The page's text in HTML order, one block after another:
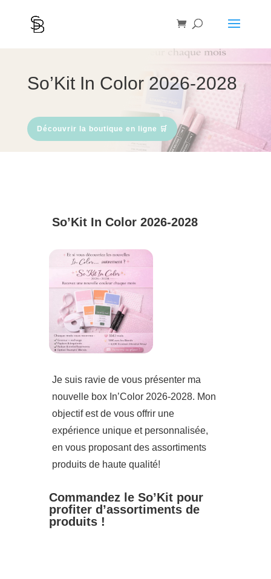
So’Kit In Color 2026-2028
Découvrir la boutique en ligne 🛒
So’Kit In Color 2026-2028
Je suis ravie de vous présenter ma
nouvelle box In’Color 2026-2028. Mon
objectif est de vous offrir une
expérience unique et personnalisée,
en vous proposant des assortiments
produits de haute qualité!
Commandez le So’Kit pour
profiter d’assortiments de
produits !